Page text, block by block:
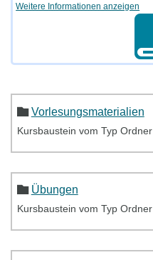
Weitere Informationen anzeigen
Vorlesungsmaterialien
Kursbaustein vom Typ Ordner
Übungen
Kursbaustein vom Typ Ordner